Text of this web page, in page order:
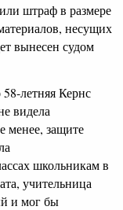
штраф в размере
несущих
вынесен судом
летняя Кернс
видела
менее, защите
школьникам в
учительница
и мог бы